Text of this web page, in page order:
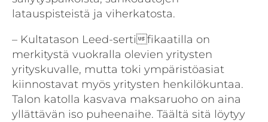
latauspisteistä ja viherkatosta.
– Kultatason Leed-sertifikaatilla on
merkitystä vuokralla olevien yritysten
yrityskuvalle, mutta toki ympäristöasiat
kiinnostavat myös yritysten henkilökuntaa.
Talon katolla kasvava maksaruoho on aina
yllättävän iso puheenaihe. Täältä sitä löytyy